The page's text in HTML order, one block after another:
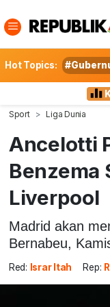
Hot Topics:
Sport Liga Dunia
Ancelotti
Benzema
Liverpool
Madrid akan
Bernabeu,
Red: Israr Itah Rep: